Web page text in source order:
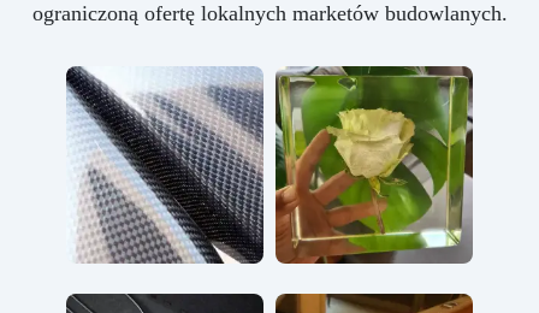
ograniczoną ofertę lokalnych marketów budowlanych.